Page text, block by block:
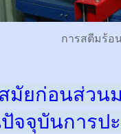
การสตีมร้อ
มัยก่อนส่วน
จจุบันการป